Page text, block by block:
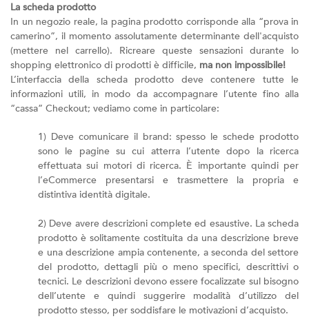
La scheda prodotto
In un negozio reale, la pagina prodotto corrisponde alla “prova in
camerino”, il momento assolutamente determinante dell'acquisto
(mettere nel carrello). Ricreare queste sensazioni durante lo
shopping elettronico di prodotti è difficile, ma non impossibile!
L’interfaccia della scheda prodotto deve contenere tutte le
informazioni utili, in modo da accompagnare l’utente fino alla
“cassa” Checkout; vediamo come in particolare:
1) Deve comunicare il brand: spesso le schede prodotto
sono le pagine su cui atterra l’utente dopo la ricerca
effettuata sui motori di ricerca. È importante quindi per
l’eCommerce presentarsi e trasmettere la propria e
distintiva identità digitale.
2) Deve avere descrizioni complete ed esaustive. La scheda
prodotto è solitamente costituita da una descrizione breve
e una descrizione ampia contenente, a seconda del settore
del prodotto, dettagli più o meno specifici, descrittivi o
tecnici. Le descrizioni devono essere focalizzate sul bisogno
dell’utente e quindi suggerire modalità d’utilizzo del
prodotto stesso, per soddisfare le motivazioni d’acquisto.